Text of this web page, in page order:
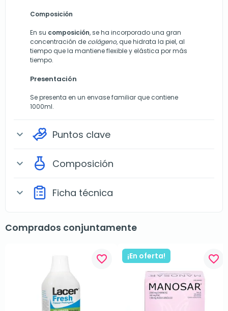
Composición
En su composición, se ha incorporado una gran
concentración de colágeno, que hidrata la piel, al
tiempo que la mantiene flexible y elástica por más
tiempo.
Presentación
Se presenta en un envase familiar que contiene
1000ml.
expand_more Puntos clave
expand_more Composición
expand_more Ficha técnica
Comprados conjuntamente
favorite_border ¡En oferta! favorite_border